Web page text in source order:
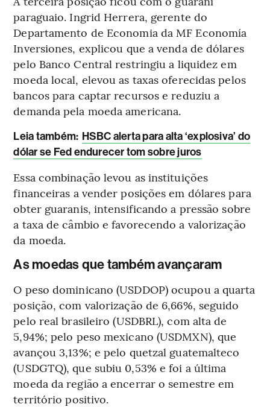
paraguaio. Ingrid Herrera, gerente do
Departamento de Economia da MF Economía
Inversiones, explicou que a venda de dólares
pelo Banco Central restringiu a liquidez em
moeda local, elevou as taxas oferecidas pelos
bancos para captar recursos e reduziu a
demanda pela moeda americana.
Leia também: HSBC alerta para alta ‘explosiva’ do
dólar se Fed endurecer tom sobre juros
Essa combinação levou as instituições
financeiras a vender posições em dólares para
obter guaranis, intensificando a pressão sobre
a taxa de câmbio e favorecendo a valorização
da moeda.
As moedas que também avançaram
O peso dominicano (USDDOP) ocupou a quarta
posição, com valorização de 6,66%, seguido
pelo real brasileiro (USDBRL), com alta de
5,94%; pelo peso mexicano (USDMXN), que
avançou 3,13%; e pelo quetzal guatemalteco
(USDGTQ), que subiu 0,53% e foi a última
moeda da região a encerrar o semestre em
território positivo.